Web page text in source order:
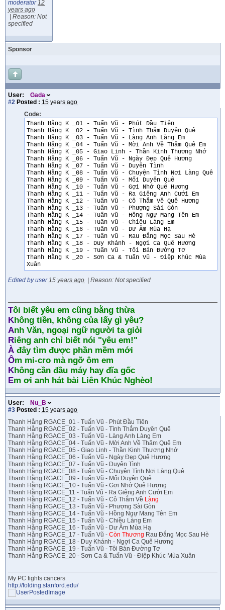
moderator 12
years ago
Reason: Not
specified
Sponsor
User:
Gada
#2 Posted : 15 years ago
Code:
Thanh Hằng K _01 - Tuấn Vũ - Phút Đầu Tiên
Thanh Hằng K _02 - Tuấn Vũ - Tình Thắm Duyên Quê
Thanh Hằng K _03 - Tuấn Vũ - Làng Anh Làng Em
Thanh Hằng K _04 - Tuấn Vũ - Mời Anh Về Thăm Quê Em
Thanh Hằng K _05 - Giao Linh - Thần Kinh Thương Nhớ
Thanh Hằng K _06 - Tuấn Vũ - Ngày Đẹp Quê Hương
Thanh Hằng K _07 - Tuấn Vũ - Duyên Tình
Thanh Hằng K _08 - Tuấn Vũ - Chuyện Tình Nơi Làng Quê
Thanh Hằng K _09 - Tuấn Vũ - Mối Duyên Quê
Thanh Hằng K _10 - Tuấn Vũ - Gợi Nhớ Quê Hương
Thanh Hằng K _11 - Tuấn Vũ - Ra Giêng Anh Cưới Em
Thanh Hằng K _12 - Tuấn Vũ - Cô Thắm Về Quê Hương
Thanh Hằng K _13 - Tuấn Vũ - Phượng Sài Gòn
Thanh Hằng K _14 - Tuấn Vũ - Hồng Ngự Mang Tên Em
Thanh Hằng K _15 - Tuấn Vũ - Chiều Làng Em
Thanh Hằng K _16 - Tuấn Vũ - Dư Âm Mùa Hạ
Thanh Hằng K _17 - Tuấn Vũ - Rau Đắng Mọc Sau Hè
Thanh Hằng K _18 - Duy Khánh - Ngợi Ca Quê Hương
Thanh Hằng K _19 - Tuấn Vũ - Tôi Bán Đường Tơ
Thanh Hằng K _20 - Sơn Ca & Tuấn Vũ - Điệp Khúc Mùa
Xuân
Edited by user 15 years ago Reason: Not specified
Tôi biết yêu em cũng bằng thừa
Không tiền, không của lấy gì yêu?
Anh Văn, ngoại ngữ người ta giỏi
Riêng anh chỉ biết nói "yêu em!"
À đây tìm được phần mềm mới
Ôm mi-cro mà ngỡ ôm em
Không cần đầu máy hay đĩa gốc
Em ơi anh hát bài Liên Khúc Nghèo!
User:
Nu_B
#3 Posted : 15 years ago
Thanh Hằng RGACE_01 - Tuấn Vũ - Phút Đầu Tiên
Thanh Hằng RGACE_02 - Tuấn Vũ - Tình Thắm Duyên Quê
Thanh Hằng RGACE_03 - Tuấn Vũ - Làng Anh Làng Em
Thanh Hằng RGACE_04 - Tuấn Vũ - Mời Anh Về Thăm Quê Em
Thanh Hằng RGACE_05 - Giao Linh - Thần Kinh Thương Nhớ
Thanh Hằng RGACE_06 - Tuấn Vũ - Ngày Đẹp Quê Hương
Thanh Hằng RGACE_07 - Tuấn Vũ - Duyên Tình
Thanh Hằng RGACE_08 - Tuấn Vũ - Chuyện Tình Nơi Làng Quê
Thanh Hằng RGACE_09 - Tuấn Vũ - Mối Duyên Quê
Thanh Hằng RGACE_10 - Tuấn Vũ - Gợi Nhớ Quê Hương
Thanh Hằng RGACE_11 - Tuấn Vũ - Ra Giêng Anh Cưới Em
Thanh Hằng RGACE_12 - Tuấn Vũ - Cô Thắm Về Làng
Thanh Hằng RGACE_13 - Tuấn Vũ - Phượng Sài Gòn
Thanh Hằng RGACE_14 - Tuấn Vũ - Hồng Ngự Mang Tên Em
Thanh Hằng RGACE_15 - Tuấn Vũ - Chiều Làng Em
Thanh Hằng RGACE_16 - Tuấn Vũ - Dư Âm Mùa Hạ
Thanh Hằng RGACE_17 - Tuấn Vũ - Còn Thương Rau Đắng Mọc Sau Hè
Thanh Hằng RGACE_18 - Duy Khánh - Ngợi Ca Quê Hương
Thanh Hằng RGACE_19 - Tuấn Vũ - Tôi Bán Đường Tơ
Thanh Hằng RGACE_20 - Sơn Ca & Tuấn Vũ - Điệp Khúc Mùa Xuân
My PC fights cancers
http://folding.stanford.edu/